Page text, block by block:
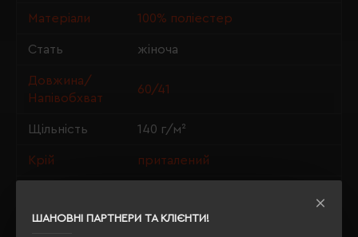
ШАНОВНІ ПАРТНЕРИ ТА КЛІЄНТИ!
Матеріали 100% поліестер
Стать жіноча
Довжина/
Напівобхват
60/41
Щільність 140 г/м²
Крій приталений